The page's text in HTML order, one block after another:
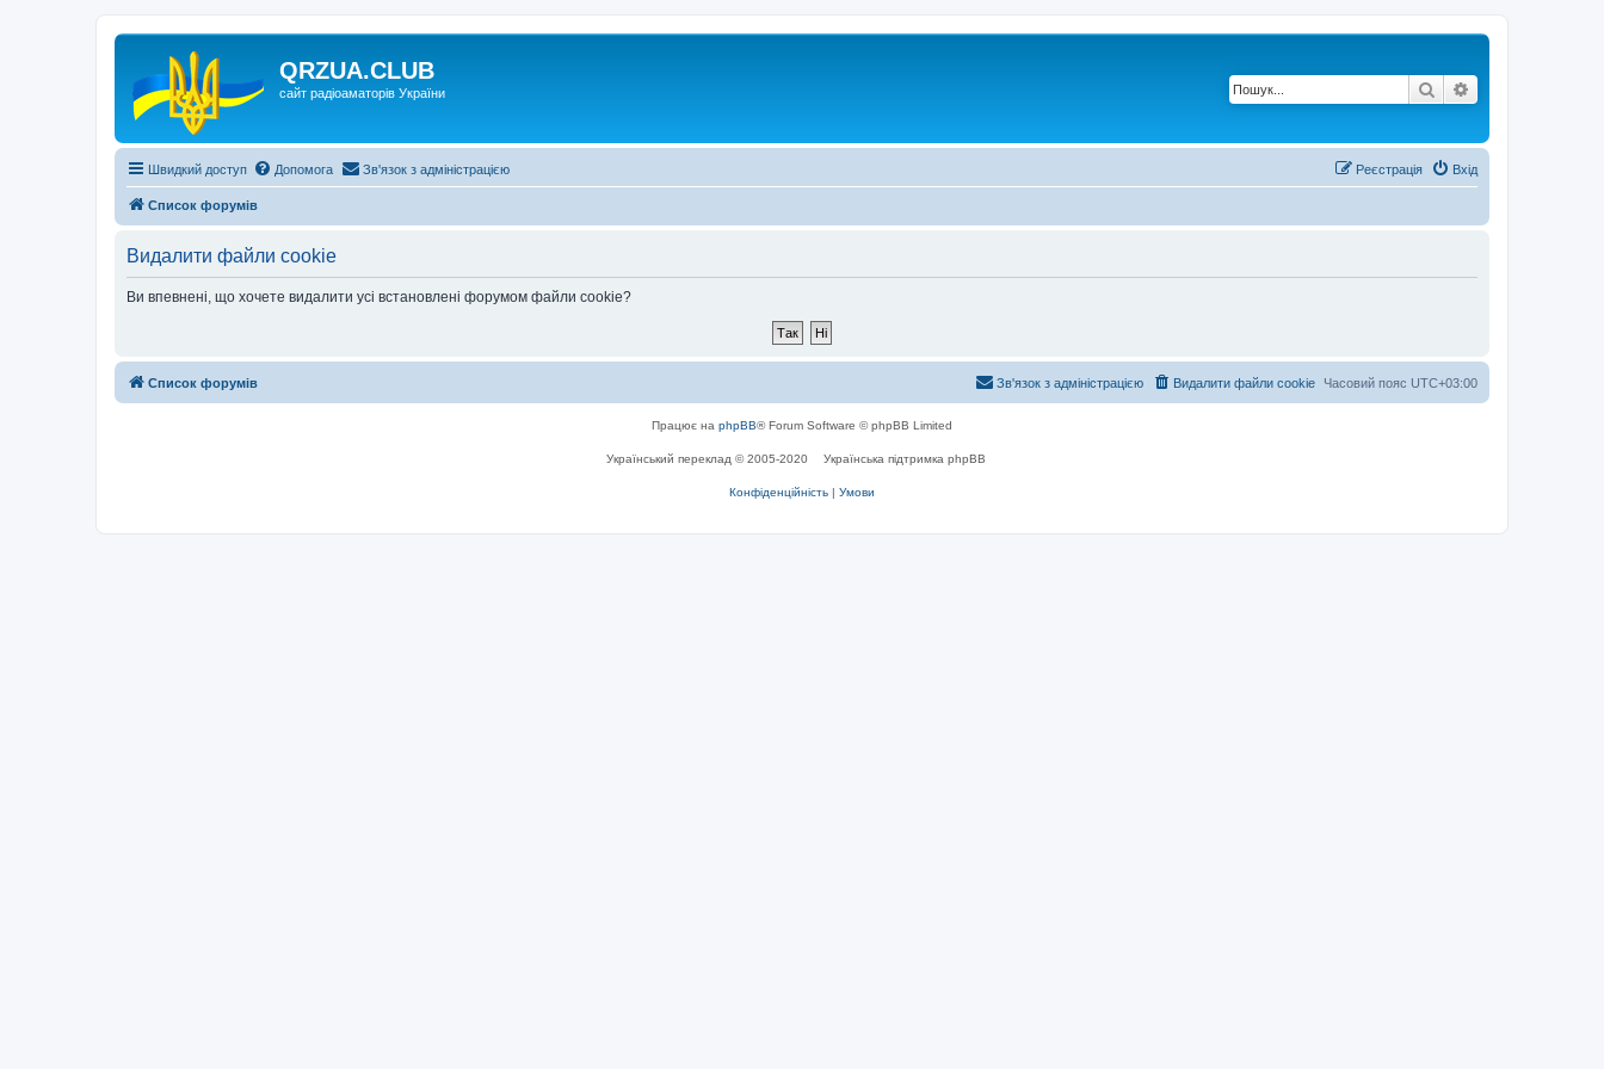
QRZUA.CLUB
сайт радіоаматорів України Пошук
Швидкий доступ Допомога Зв'язок з адміністрацією Вхід
Реєстрація
Список форумів
Видалити файли cookie
Ви впевнені, що хочете видалити усі встановлені форумом файли cookie?
Список форумів Часовий пояс UTC+03:00
Видалити файли cookie
Зв'язок з адміністрацією
Працює на phpBB® Forum Software © phpBB Limited
Український переклад © 2005-2020 Українська підтримка phpBB
Конфіденційність | Умови